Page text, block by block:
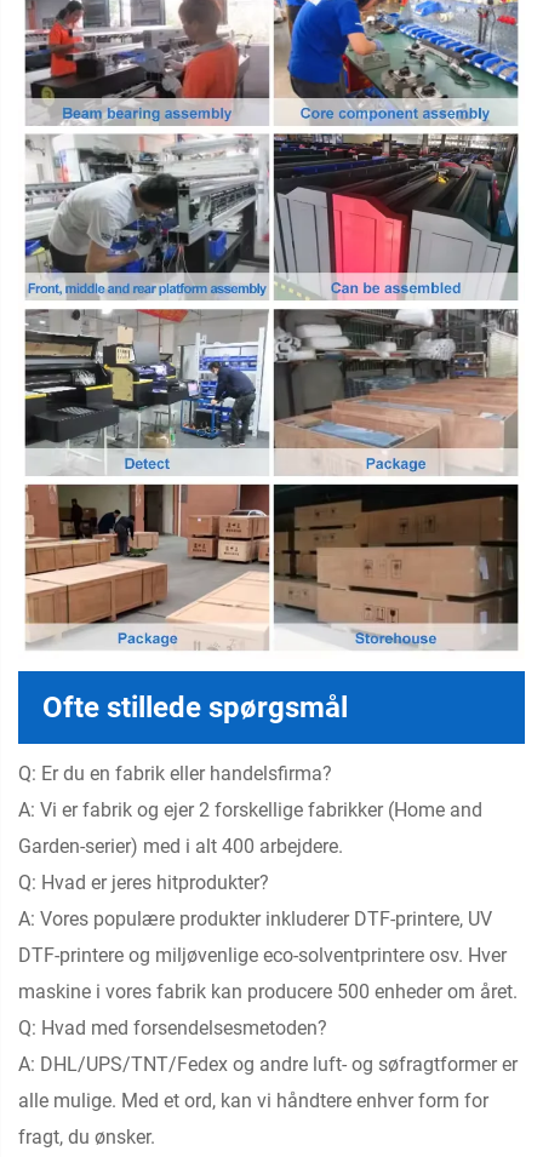
Ofte stillede spørgsmål
Q: Er du en fabrik eller handelsfirma?
A: Vi er fabrik og ejer 2 forskellige fabrikker (Home and
Garden-serier) med i alt 400 arbejdere.
Q: Hvad er jeres hitprodukter?
A: Vores populære produkter inkluderer DTF-printere, UV
DTF-printere og miljøvenlige eco-solventprintere osv. Hver
maskine i vores fabrik kan producere 500 enheder om året.
Q: Hvad med forsendelsesmetoden?
A: DHL/UPS/TNT/Fedex og andre luft- og søfragtformer er
alle mulige. Med et ord, kan vi håndtere enhver form for
fragt, du ønsker.